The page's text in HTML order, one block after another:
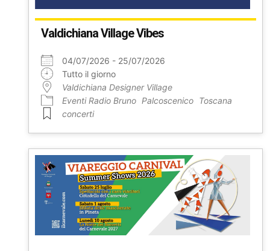
Valdichiana Village Vibes
04/07/2026 - 25/07/2026
Tutto il giorno
Valdichiana Designer Village
Eventi Radio Bruno Palcoscenico Toscana
concerti